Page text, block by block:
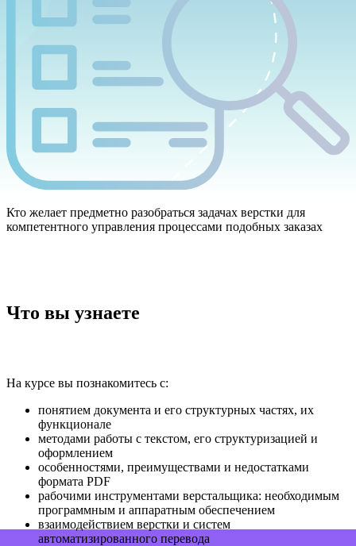
Кто желает предметно разобраться задачах верстки для
компетентного управления процессами подобных заказах
Что вы узнаете
На курсе вы познакомитесь с:
понятием документа и его структурных частях, их
функционале
методами работы с текстом, его структуризацией и
оформлением
особенностями, преимуществами и недостатками
формата PDF
рабочими инструментами верстальщика: необходимым
программным и аппаратным обеспечением
взаимодействием верстки и систем
автоматизированного перевода